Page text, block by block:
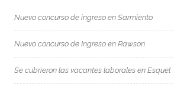
Nuevo concurso de ingreso en Sarmiento
Nuevo concurso de Ingreso en Rawson
Se cubrieron las vacantes laborales en Esquel